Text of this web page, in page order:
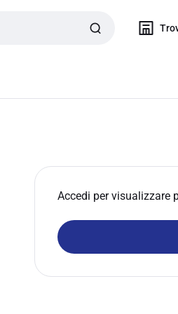
Accedi per visualizzare